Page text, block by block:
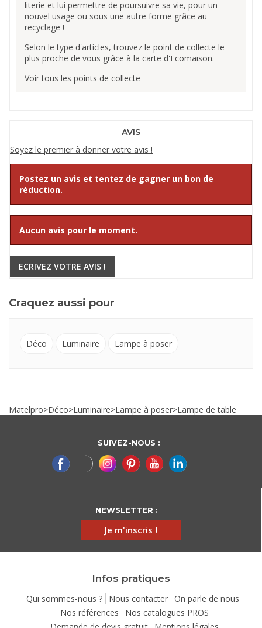
literie et lui permettre de poursuivre sa vie, pour un
nouvel usage ou sous une autre forme grâce au
recyclage !
Selon le type d'articles, trouvez le point de collecte le
plus proche de vous grâce à la carte d'Ecomaison.
Voir tous les points de collecte
AVIS
Soyez le premier à donner votre avis !
Postez un avis et tentez de gagner un bon de
réduction.
Aucun avis pour le moment.
ECRIVEZ VOTRE AVIS !
Craquez aussi pour
Déco Luminaire Lampe à poser
Matelpro>Déco>Luminaire>Lampe à poser>Lampe de table
SUIVEZ-NOUS :
NEWSLETTER :
Je m'inscris !
Infos pratiques
Qui sommes-nous ? Nous contacter
On parle de nous
Nos références
Nos catalogues PROS